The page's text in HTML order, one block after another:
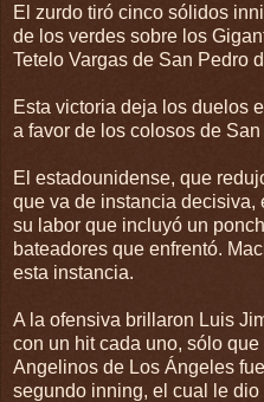
El zurdo tiró cinco sólidos
de los verdes sobre los
Tetelo Vargas de San Pedro
Esta victoria deja los duelos
a favor de los colosos de
El estadounidense, que
que va de instancia decisiva,
su labor que incluyó un
bateadores que enfrentó.
esta instancia.
A la ofensiva brillaron Luis
con un hit cada uno, sólo
Angelinos de Los Ángeles
segundo inning, el cual le